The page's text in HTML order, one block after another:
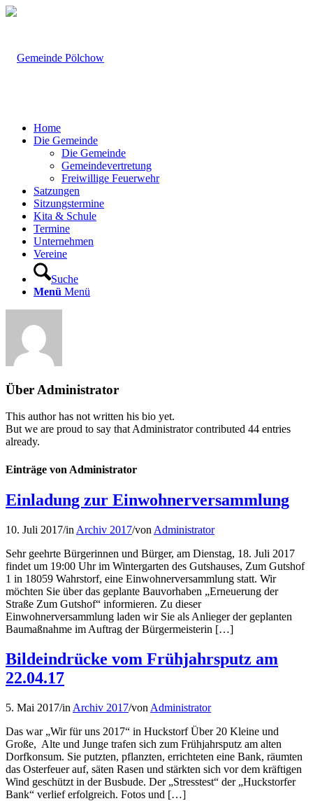
Home
Die Gemeinde
Die Gemeinde
Gemeindevertretung
Freiwillige Feuerwehr
Satzungen
Sitzungstermine
Kita & Schule
Termine
Unternehmen
Vereine
Suche
Menü Menü
Über Administrator
This author has not written his bio yet.
But we are proud to say thatAdministratorcontributed 44 entries
already.
Einträge von Administrator
Einladung zur Einwohnerversammlung
10. Juli 2017/in Archiv 2017/von Administrator
Sehr geehrte Bürgerinnen und Bürger, am Dienstag, 18. Juli 2017
findet um 19:00 Uhr im Wintergarten des Gutshauses, Zum Gutshof
1 in 18059 Wahrstorf, eine Einwohnerversammlung statt. Wir
möchten Sie über das geplante Bauvorhaben „Erneuerung der
Straße Zum Gutshof“ informieren. Zu dieser
Einwohnerversammlung laden wir Sie als Anlieger der geplanten
Baumaßnahme im Auftrag der Bürgermeisterin […]
Bildeindrücke vom Frühjahrsputz am
22.04.17
5. Mai 2017/in Archiv 2017/von Administrator
Das war „Wir für uns 2017“ in Huckstorf Über 20 Kleine und
Große, Alte und Junge trafen sich zum Frühjahrsputz am alten
Dorfkonsum. Sie putzten, pflanzten, errichteten eine Bank, räumten
das Osterfeuer auf, säten Rasen und stärkten sich vor dem kräftigen
Wind geschützt in der Busbude. Der „Stresstest“ der „Huckstorfer
Bank“ verlief erfolgreich. Fotos und […]